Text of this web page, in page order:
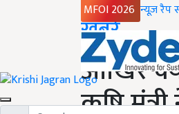
MFOI 2026 न्यूज़ रैप
Home
ख़बरें
आखिर
कृषि